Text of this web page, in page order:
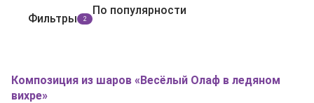
Фильтры 2
По популярности
Композиция из шаров «Весёлый Олаф в ледяном
вихре»